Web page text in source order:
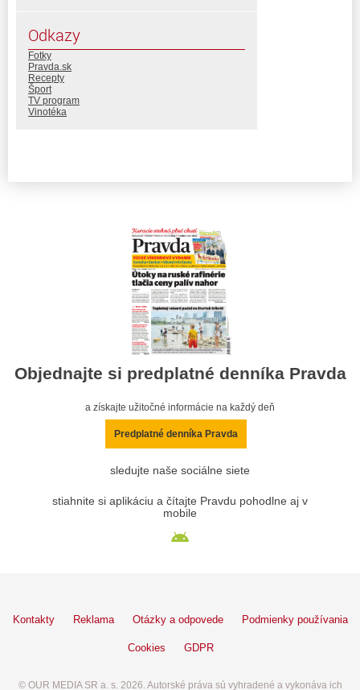
Odkazy
Fotky
Pravda.sk
Recepty
Šport
TV program
Vinotéka
Objednajte si predplatné denníka Pravda
a získajte užitočné informácie na každý deň
Predplatné denníka Pravda
sledujte naše sociálne siete
stiahnite si aplikáciu a čítajte Pravdu pohodlne aj v
mobile
Kontakty Reklama Otázky a odpovede Podmienky používania
Cookies GDPR
© OUR MEDIA SR a. s. 2026. Autorské práva sú vyhradené a vykonáva ich